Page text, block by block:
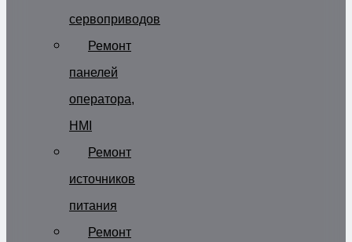
сервоприводов
Ремонт
панелей
оператора,
HMI
Ремонт
источников
питания
Ремонт